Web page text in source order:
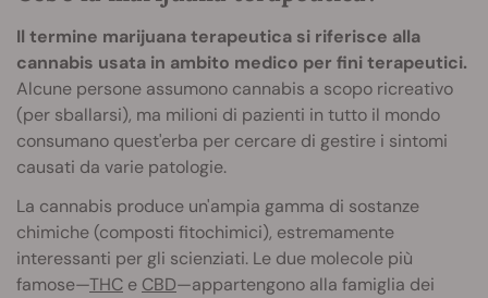
Il termine marijuana terapeutica si riferisce alla
cannabis usata in ambito medico per fini terapeutici.
Alcune persone assumono cannabis a scopo ricreativo
(per sballarsi), ma milioni di pazienti in tutto il mondo
consumano quest'erba per cercare di gestire i sintomi
causati da varie patologie.
La cannabis produce un'ampia gamma di sostanze
chimiche (composti fitochimici), estremamente
interessanti per gli scienziati. Le due molecole più
famose—THC e CBD—appartengono alla famiglia dei